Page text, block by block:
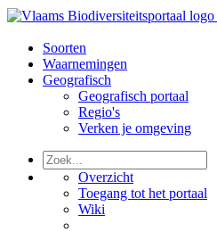
Soorten
Waarnemingen
Geografisch
Geografisch portaal
Regio's
Verken je omgeving
Overzicht
Toegang tot het portaal
Wiki